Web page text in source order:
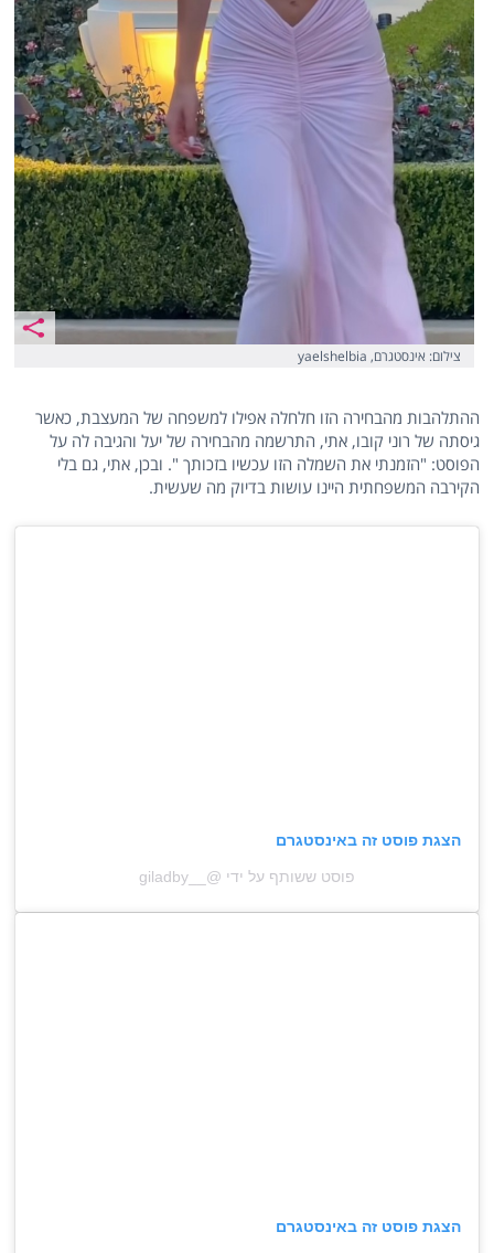
צילום: אינסטגרם, yaelshelbia
ההתלהבות מהבחירה הזו חלחלה אפילו למשפחה של המעצבת, כאשר
גיסתה של רוני קובו, אתי, התרשמה מהבחירה של יעל והגיבה לה על
הפוסט: "הזמנתי את השמלה הזו עכשיו בזכותך ". ובכן, אתי, גם בלי
הקירבה המשפחתית היינו עושות בדיוק מה שעשית.
הצגת פוסט זה באינסטגרם
פוסט ששותף על ידי @‏‎giladby__‎‏
הצגת פוסט זה באינסטגרם